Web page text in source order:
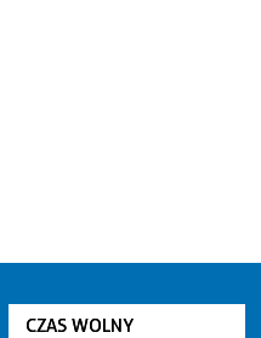
CZAS WOLNY